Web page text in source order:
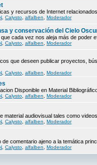
y recursos de Internet
Calysto alfalben Moderador
y conservación del Cielo
cada vez nos aleja más de poder
Calysto alfalben Moderador
que deseen publicar proyectos,
Calysto alfalben Moderador
Disponible en Material
Calysto alfalben Moderador
material audiovisual tales como
Calysto alfalben Moderador
comentario ajeno a la temática
Calysto alfalben Moderador